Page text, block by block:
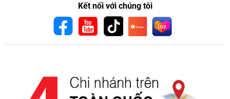
Kết nối với chúng tôi